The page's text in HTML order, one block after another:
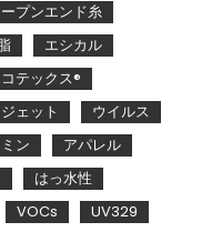
プンエンド糸
エシカル
テックス®
ェット
ウイルス
ン
アパレル
はっ水性
VOCs
UV329